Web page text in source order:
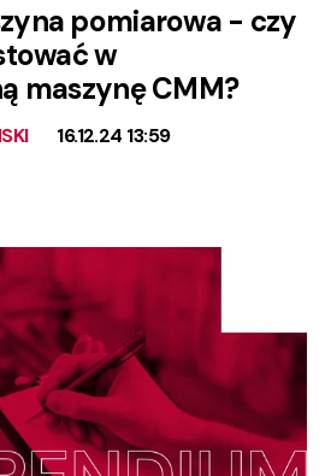
pomiarowa - czy
w
maszynę CMM?
16.12.24 13:59